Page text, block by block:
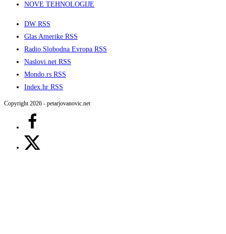
NOVE TEHNOLOGIJE
DW RSS
Glas Amerike RSS
Radio Slobodna Evropa RSS
Naslovi.net RSS
Mondo.rs RSS
Index.hr RSS
Copyright 2026 - petarjovanovic.net